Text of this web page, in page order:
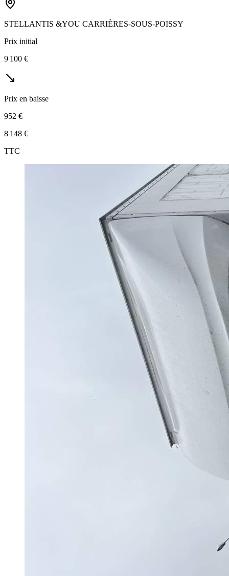
STELLANTIS &YOU CARRIÈRES-SOUS-POISSY
Prix initial
9 100 €
Prix en baisse
952 €
8 148 €
TTC